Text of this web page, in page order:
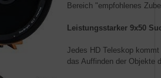
Bereich "empfohlenes
Leistungsstarker 9x50
Jedes HD Teleskop
das Auffinden der Objekte